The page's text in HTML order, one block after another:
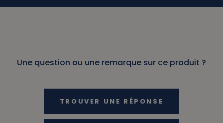
Une question ou une remarque sur ce produit ?
TROUVER UNE RÉPONSE